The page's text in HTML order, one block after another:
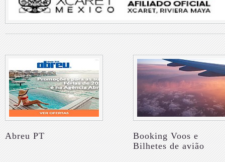
Abreu PT
Booking Voos e
Bilhetes de avião